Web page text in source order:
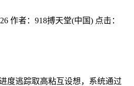
作者： 918搏天堂(中国) 点击：
逃踪取高粘互设想，系统通过